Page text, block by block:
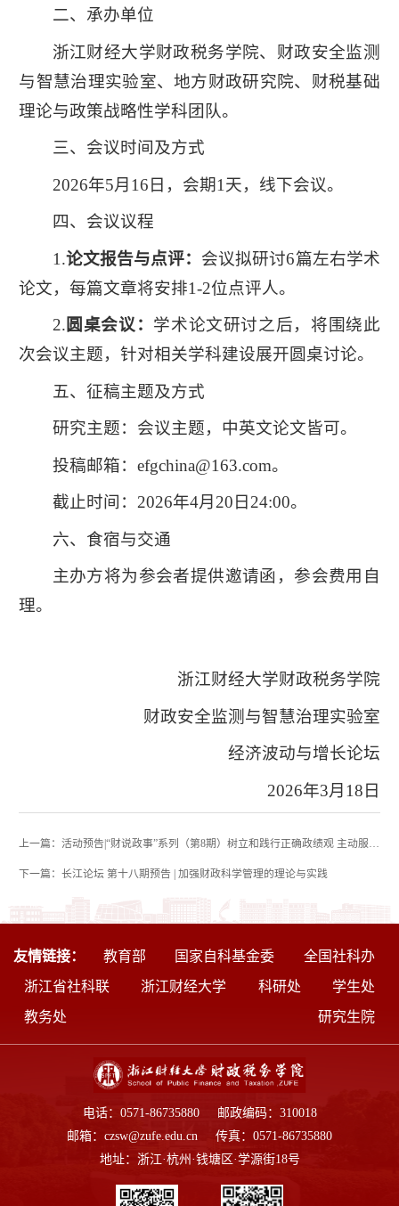
二、承办单位
浙江财经大学财政税务学院、财政安全监测
与智慧治理实验室、地方财政研究院、财税基础
理论与政策战略性学科团队。
三、会议时间及方式
2026年5月16日，会期1天，线下会议。
四、会议议程
1.论文报告与点评： 会议拟研讨6篇左右学术
论文，每篇文章将安排1-2位点评人。
2.圆桌会议： 学术论文研讨之后，将围绕此
次会议主题，针对相关学科建设展开圆桌讨论。
五、征稿主题及方式
研究主题：会议主题，中英文论文皆可。
投稿邮箱：efgchina@163.com。
截止时间：2026年4月20日24:00。
六、食宿与交通
主办方将为参会者提供邀请函，参会费用自
理。
浙江财经大学财政税务学院
财政安全监测与智慧治理实验室
经济波动与增长论坛
2026年3月18日
上一篇：活动预告|“财说政事”系列（第8期）树立和践行正确政绩观 主动服务“十五五”发展大局
下一篇：长江论坛 第十八期预告 | 加强财政科学管理的理论与实践
友情链接： 教育部 国家自科基金委
全国社科办
浙江省社科联
浙江财经大学 科研处
学生处
教务处
研究生院
电话：0571-86735880 邮政编码：310018
邮箱：czsw@zufe.edu.cn 传真：0571-86735880
地址：浙江·杭州·钱塘区·学源街18号